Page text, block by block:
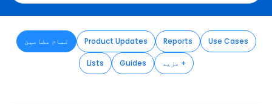
تمام مضامین Product Updates Reports Use Cases
Lists Guides مزید +